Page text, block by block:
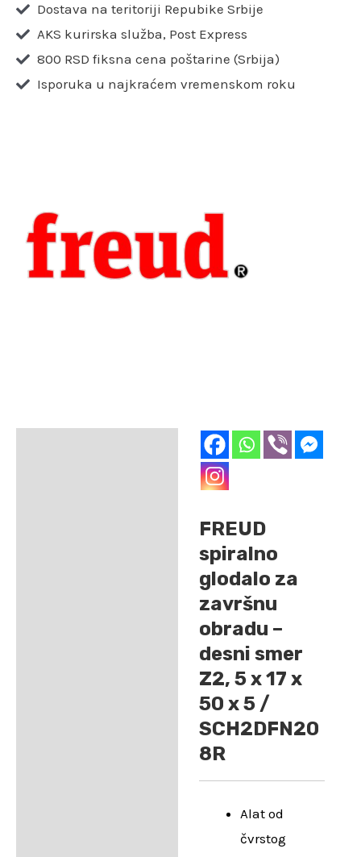
Dostava na teritoriji Repubike Srbije
AKS kurirska služba, Post Express
800 RSD fiksna cena poštarine (Srbija)
Isporuka u najkraćem vremenskom roku
FREUD
spiralno
glodalo za
završnu
obradu –
desni smer
Z2, 5 x 17 x
50 x 5 /
SCH2DFN20
8R
Alat od
čvrstog